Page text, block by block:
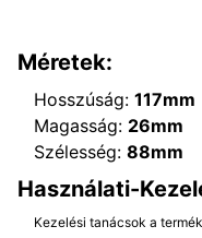
Méretek:
Hosszúság: 117mm
Magasság: 26mm
Szélesség: 88mm
Használati-
Kezelési tanácsok a